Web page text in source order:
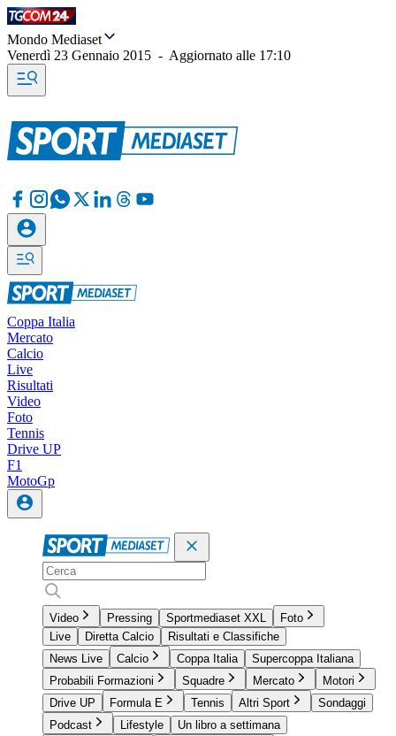
Mondo Mediaset
Venerdì 23 Gennaio 2015 - Aggiornato alle 17:10
Coppa Italia
Mercato
Calcio
Live
Risultati
Video
Foto
Tennis
Drive UP
F1
MotoGp
Video Pressing Sportmediaset XXL
Foto
Live
Diretta Calcio
Risultati e Classifiche
News Live
Calcio Coppa Italia
Supercoppa Italiana
Probabili Formazioni
Squadre Mercato
Motori
Drive UP
Formula E Tennis Altri Sport
Sondaggi
Podcast
Lifestyle
Un libro a settimana